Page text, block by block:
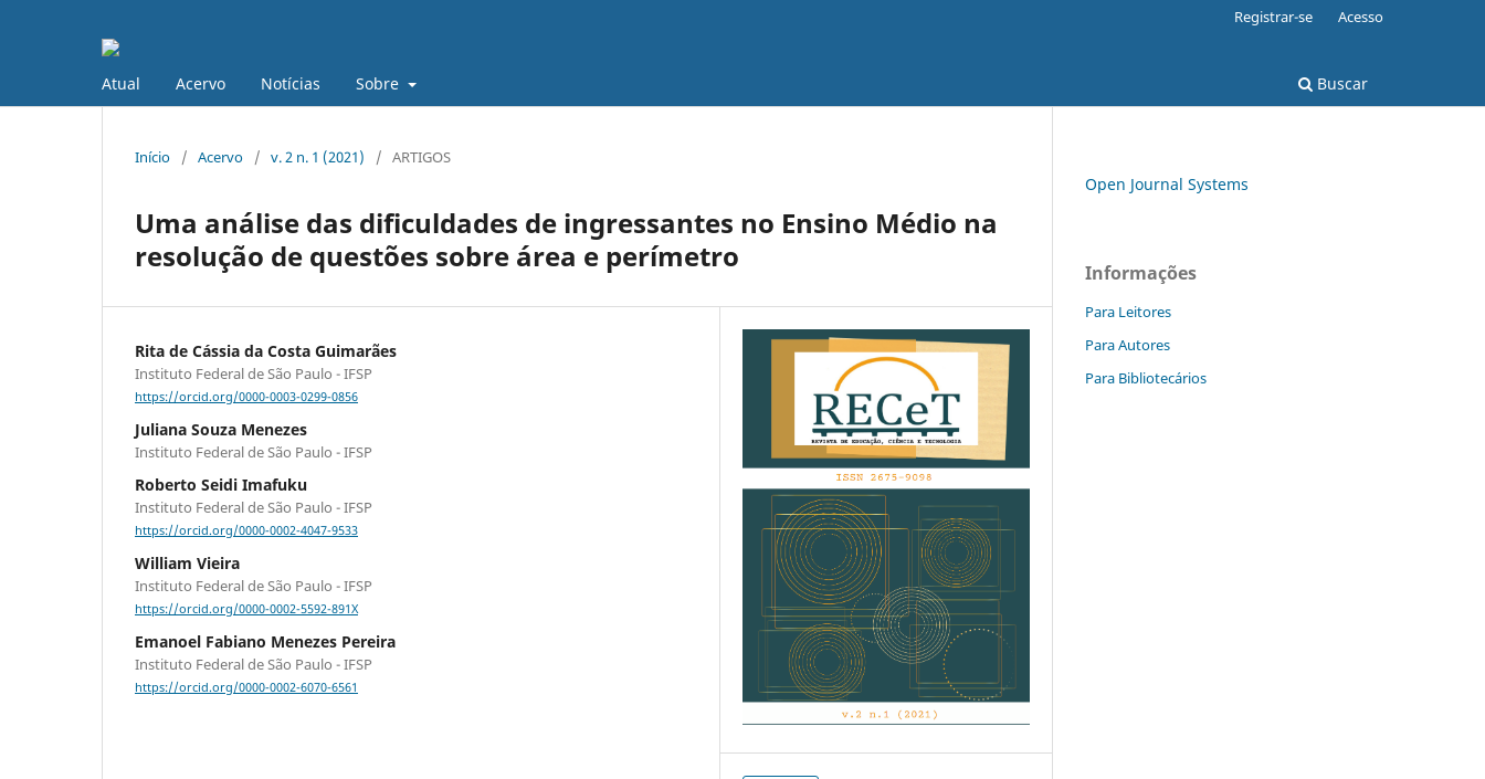
Atual Acervo Notícias Sobre Buscar
Registrar-se Acesso
Início / Acervo / v. 2 n. 1 (2021) / ARTIGOS
Uma análise das dificuldades de ingressantes no Ensino Médio na
resolução de questões sobre área e perímetro
Rita de Cássia da Costa Guimarães
Instituto Federal de São Paulo - IFSP
https://orcid.org/0000-0003-0299-0856
Juliana Souza Menezes
Instituto Federal de São Paulo - IFSP
Roberto Seidi Imafuku
Instituto Federal de São Paulo - IFSP
https://orcid.org/0000-0002-4047-9533
William Vieira
Instituto Federal de São Paulo - IFSP
https://orcid.org/0000-0002-5592-891X
Emanoel Fabiano Menezes Pereira
Instituto Federal de São Paulo - IFSP
https://orcid.org/0000-0002-6070-6561
Open Journal Systems
Informações
Para Leitores
Para Autores
Para Bibliotecários